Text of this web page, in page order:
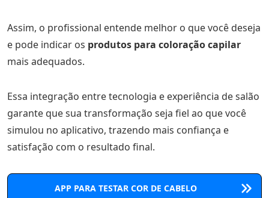
Assim, o profissional entende melhor o que você deseja
e pode indicar os produtos para coloração capilar
mais adequados.
Essa integração entre tecnologia e experiência de salão
garante que sua transformação seja fiel ao que você
simulou no aplicativo, trazendo mais confiança e
satisfação com o resultado final.
APP PARA TESTAR COR DE CABELO